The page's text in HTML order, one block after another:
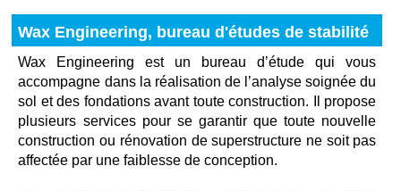
Wax Engineering, bureau d'études de stabilité
Wax Engineering est un bureau d’étude qui vous
accompagne dans la réalisation de l’analyse soignée du
sol et des fondations avant toute construction. Il propose
plusieurs services pour se garantir que toute nouvelle
construction ou rénovation de superstructure ne soit pas
affectée par une faiblesse de conception.